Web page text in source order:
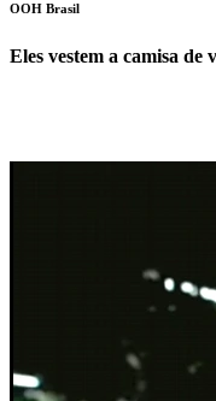
OOH Brasil
Eles vestem a camisa de